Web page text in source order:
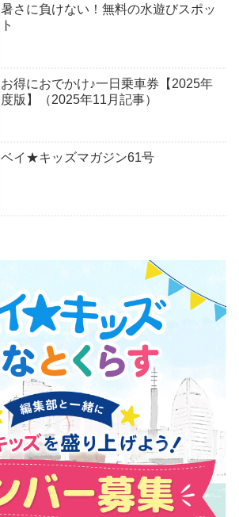
暑さに負けない！無料の水遊びスポッ
ト
お得におでかけ♪一日乗車券【2025年
度版】（2025年11月記事）
ベイ★キッズマガジン61号